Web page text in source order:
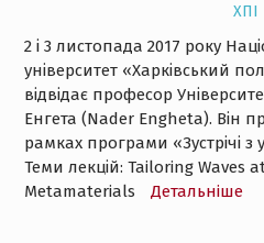
ХПІ
2 і 3 листопада 2017 року
університет «Харківський
відвідає професор
Енгета (Nader Engheta). Він
рамках програми «Зустрічі
Теми лекцій: Tailoring Waves
Metamaterials
Детальнiше